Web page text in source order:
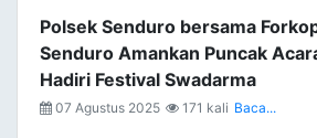
Polsek Senduro bersama
Senduro Amankan Puncak
Hadiri Festival Swadarma
07 Agustus 2025 171 kali Baca...